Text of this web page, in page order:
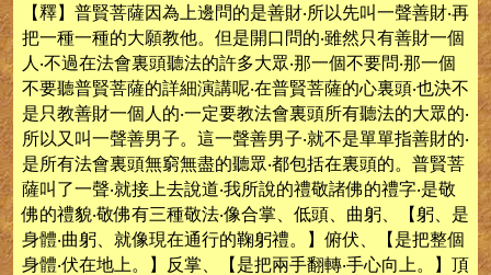
【釋】普賢菩薩因為上邊問的是善財‧所以先叫一聲善財‧再
把一種一種的大願教他。但是開口問的‧雖然只有善財一個
人‧不過在法會裏頭聽法的許多大眾‧那一個不要問‧那一個
不要聽普賢菩薩的詳細演講呢‧在普賢菩薩的心裏頭‧也決不
是只教善財一個人的‧一定要教法會裏頭所有聽法的大眾的‧
所以又叫一聲善男子。這一聲善男子‧就不是單單指善財的‧
是所有法會裏頭無窮無盡的聽眾‧都包括在裏頭的。普賢菩
薩叫了一聲‧就接上去說道‧我所說的禮敬諸佛的禮字‧是敬
佛的禮貌‧敬佛有三種敬法‧像合掌、低頭、曲躬、【躬、是
身體‧曲躬、就像現在通行的鞠躬禮。】俯伏、【是把整個
身體‧伏在地上。】反掌、【是把兩手翻轉‧手心向上。】頂